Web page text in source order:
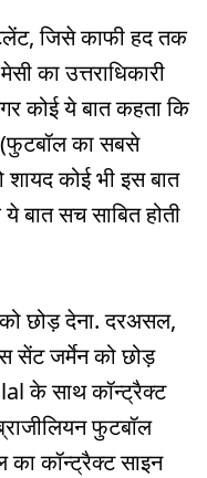
जिसे काफी हद तक
का उत्तराधिकारी
कोई ये बात कहता कि
का सबसे
शायद कोई भी इस बात
बात सच साबित होती
छोड़ देना. दरअसल,
सेंट जर्मेन को छोड़
के साथ कॉन्ट्रैक्ट
फुटबॉल
कॉन्ट्रैक्ट साइन